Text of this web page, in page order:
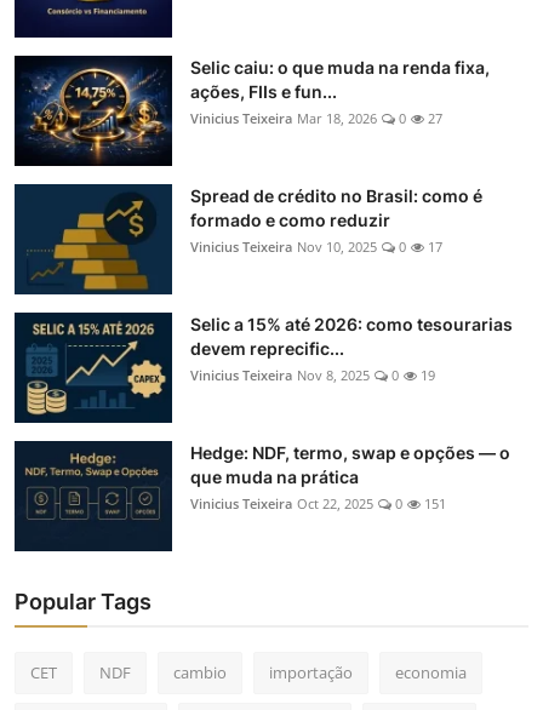
Selic caiu: o que muda na renda fixa,
ações, FIIs e fun...
Vinicius Teixeira Mar 18, 2026 0 27
Spread de crédito no Brasil: como é
formado e como reduzir
Vinicius Teixeira Nov 10, 2025 0 17
Selic a 15% até 2026: como tesourarias
devem reprecific...
Vinicius Teixeira Nov 8, 2025 0 19
Hedge: NDF, termo, swap e opções — o
que muda na prática
Vinicius Teixeira Oct 22, 2025 0 151
Popular Tags
CET NDF cambio importação economia